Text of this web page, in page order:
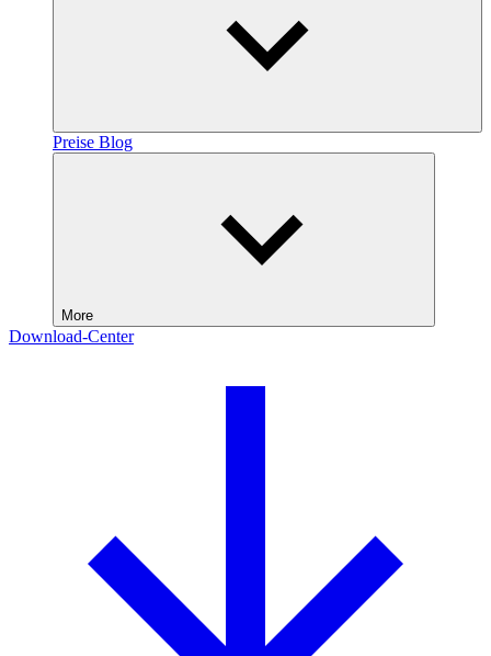
Preise Blog
More
Download-Center